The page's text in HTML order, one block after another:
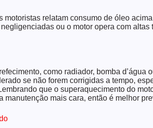
motoristas relatam consumo de óleo
ou o motor opera com altas
como radiador, bomba d’água
se não forem corrigidas a tempo,
que o superaquecimento do
manutenção mais cara, então é melhor